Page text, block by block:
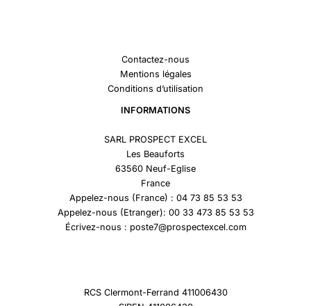
Contactez-nous
Mentions légales
Conditions d’utilisation
INFORMATIONS
SARL PROSPECT EXCEL
Les Beauforts
63560 Neuf-Eglise
France
Appelez-nous (France) : 04 73 85 53 53
Appelez-nous (Etranger): 00 33 473 85 53 53
Écrivez-nous : poste7@prospectexcel.com
RCS Clermont-Ferrand 411006430